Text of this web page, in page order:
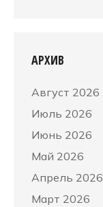
АРХИВ
Август 2026
Июль 2026
Июнь 2026
Май 2026
Апрель 2026
Март 2026